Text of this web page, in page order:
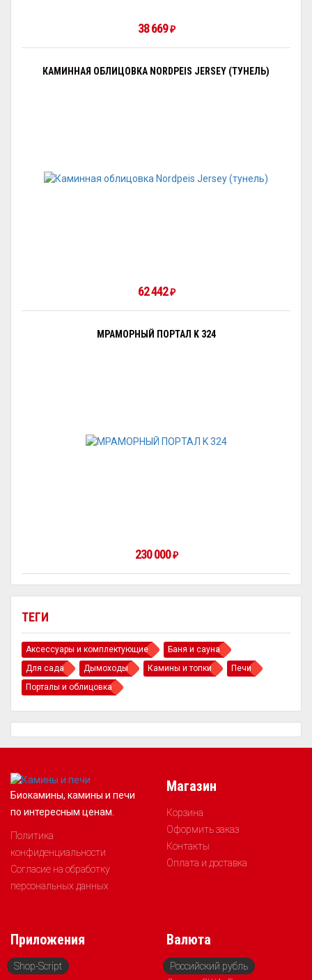
ТЕГИ
Аксессуары и комплектующие
Баня и сауна
Для сада
Дымоходы Камины и топки
Печи
Порталы и облицовка
38 669 ₽
КАМИННАЯ ОБЛИЦОВКА NORDPEIS JERSEY (ТУНЕЛЬ)
62 442 ₽
МРАМОРНЫЙ ПОРТАЛ K 324
230 000 ₽
Биокамины, камины и печи
по интересным ценам.
Политика
конфиденциальности
Согласие на обработку
персональных данных
Магазин
Корзина
Оформить заказ
Контакты
Оплата и доставка
Приложения
Shop-Script
Валюта
Российский рубль